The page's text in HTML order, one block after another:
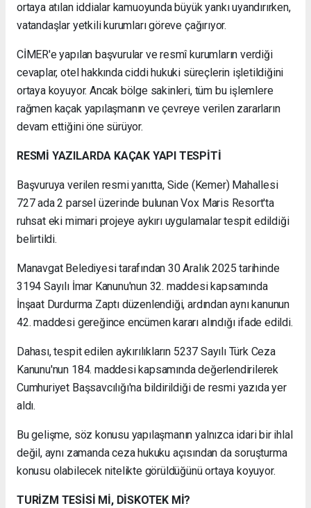
ortaya atılan iddialar kamuoyunda büyük yankı uyandırırken,
vatandaşlar yetkili kurumları göreve çağırıyor.
CİMER'e yapılan başvurular ve resmî kurumların verdiği
cevaplar, otel hakkında ciddi hukuki süreçlerin işletildiğini
ortaya koyuyor. Ancak bölge sakinleri, tüm bu işlemlere
rağmen kaçak yapılaşmanın ve çevreye verilen zararların
devam ettiğini öne sürüyor.
RESMİ YAZILARDA KAÇAK YAPI TESPİTİ
Başvuruya verilen resmi yanıtta, Side (Kemer) Mahallesi
727 ada 2 parsel üzerinde bulunan Vox Maris Resort'ta
ruhsat eki mimari projeye aykırı uygulamalar tespit edildiği
belirtildi.
Manavgat Belediyesi tarafından 30 Aralık 2025 tarihinde
3194 Sayılı İmar Kanunu'nun 32. maddesi kapsamında
İnşaat Durdurma Zaptı düzenlendiği, ardından aynı kanunun
42. maddesi gereğince encümen kararı alındığı ifade edildi.
Dahası, tespit edilen aykırılıkların 5237 Sayılı Türk Ceza
Kanunu'nun 184. maddesi kapsamında değerlendirilerek
Cumhuriyet Başsavcılığı'na bildirildiği de resmi yazıda yer
aldı.
Bu gelişme, söz konusu yapılaşmanın yalnızca idari bir ihlal
değil, aynı zamanda ceza hukuku açısından da soruşturma
konusu olabilecek nitelikte görüldüğünü ortaya koyuyor.
TURİZM TESİSİ Mİ, DİSKOTEK Mİ?